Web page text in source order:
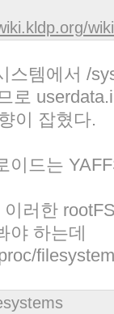
스템에서 /
로
이 잡혔다.
이드는
러한
야 하는데